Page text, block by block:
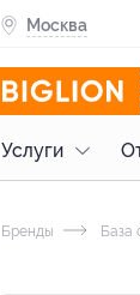
Москва
Услуги
Бренды База